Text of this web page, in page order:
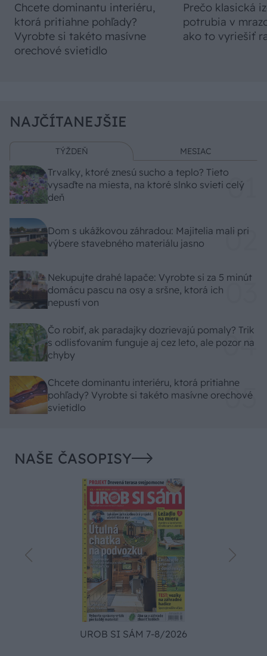
Chcete dominantu interiéru,
ktorá pritiahne pohľady?
Vyrobte si takéto masívne
orechové svietidlo
Prečo klasická
potrubia v
ako to vyriešiť
NAJČÍTANEJŠIE
TÝŽDEŇ MESIAC
Trvalky, ktoré znesú sucho a teplo? Tieto
vysaďte na miesta, na ktoré slnko svieti celý
deň
Dom s ukážkovou záhradou: Majitelia mali pri
výbere stavebného materiálu jasno
Nekupujte drahé lapače: Vyrobte si za 5 minút
domácu pascu na osy a sršne, ktorá ich
nepustí von
Čo robiť, ak paradajky dozrievajú pomaly? Trik
s odlisťovaním funguje aj cez leto, ale pozor na
chyby
Chcete dominantu interiéru, ktorá pritiahne
pohľady? Vyrobte si takéto masívne orechové
svietidlo
NAŠE ČASOPISY
UROB SI SÁM 7-8/2026